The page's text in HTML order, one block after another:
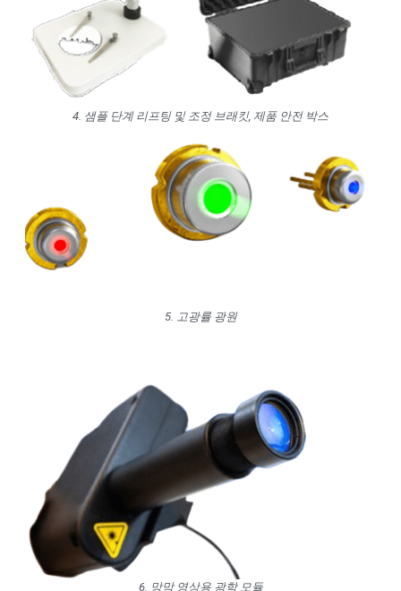
4. 샘플 단계 리프팅 및 조정 브래킷, 제품 안전 박스
5. 고광률 광원
6. 망막 영상용 광학 모듈